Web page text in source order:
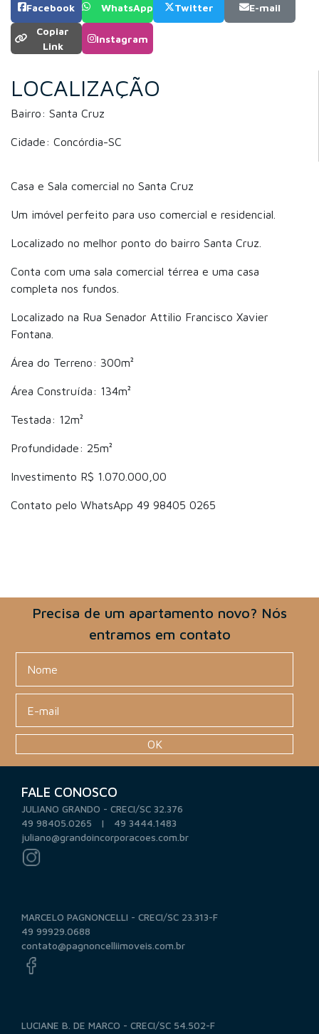
Facebook WhatsApp Twitter
E-mail
Copiar
Link
Instagram
LOCALIZAÇÃO
Bairro: Santa Cruz
Cidade: Concórdia-SC
Casa e Sala comercial no Santa Cruz
Um imóvel perfeito para uso comercial e residencial.
Localizado no melhor ponto do bairro Santa Cruz.
Conta com uma sala comercial térrea e uma casa
completa nos fundos.
Localizado na Rua Senador Attilio Francisco Xavier
Fontana.
Área do Terreno: 300m²
Área Construída: 134m²
Testada: 12m²
Profundidade: 25m²
Investimento R$ 1.070.000,00
Contato pelo WhatsApp 49 98405 0265
Precisa de um apartamento novo? Nós
entramos em contato
OK
FALE CONOSCO
JULIANO GRANDO - CRECI/SC 32.376
49 98405.0265 | 49 3444.1483
juliano@grandoincorporacoes.com.br
MARCELO PAGNONCELLI - CRECI/SC 23.313-F
49 99929.0688
contato@pagnoncelliimoveis.com.br
LUCIANE B. DE MARCO - CRECI/SC 54.502-F